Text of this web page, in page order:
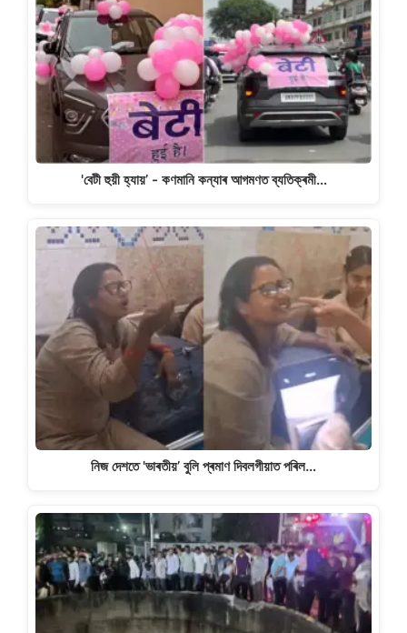
'বেটী হুয়ী হ্যায়’ - কণমানি কন্যাৰ আগমণত ব্যতিক্ৰমী…
নিজ দেশতে 'ভাৰতীয়’ বুলি প্ৰমাণ দিবলগীয়াত পৰিল…